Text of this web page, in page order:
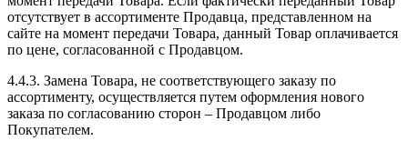
отсутствует в ассортименте Продавца, представленном на
сайте на момент передачи Товара, данный Товар оплачивается
по цене, согласованной с Продавцом.
4.4.3. Замена Товара, не соответствующего заказу по
ассортименту, осуществляется путем оформления нового
заказа по согласованию сторон – Продавцом либо
Покупателем.